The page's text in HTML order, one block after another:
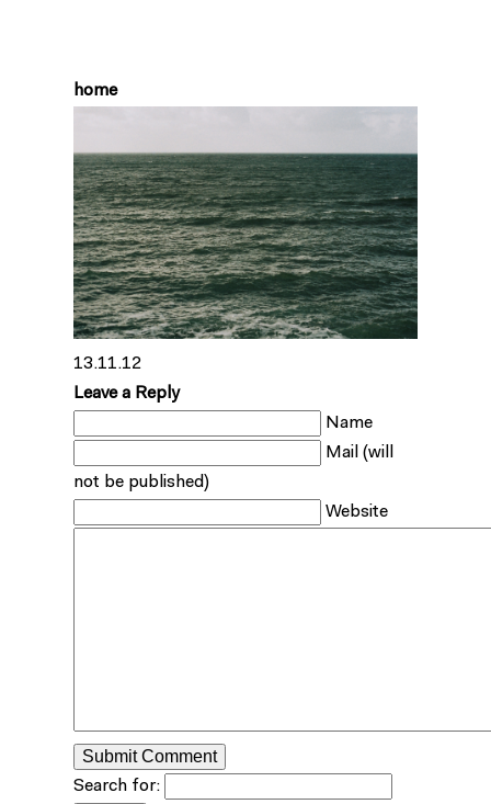
home
13.11.12
Leave a Reply
Name
Mail (will
not be published)
Website
Search for: